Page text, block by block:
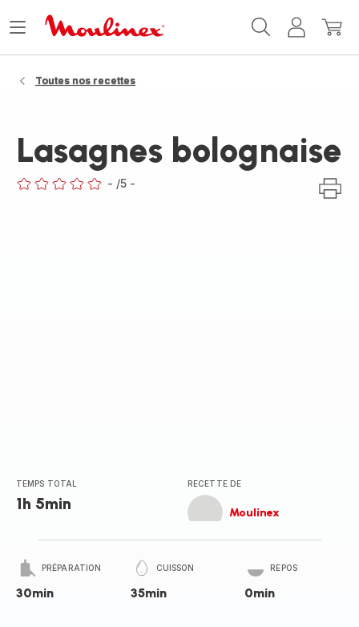
MonMon
Ouvrir
Toutes nos recettes
Lasagnes bolognaise
- /5 -
TEMPS TOTAL
1h 5min
RECETTE DE
Moulinex
PRÉPARATION
30min
CUISSON
35min
REPOS
0min